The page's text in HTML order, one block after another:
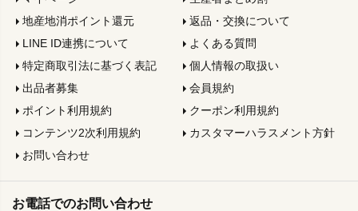
地産地消ポイント還元
返品・交換について
LINE ID連携について
よくある質問
特定商取引法に基づく表記
個人情報の取扱い
出品者募集
会員規約
ポイント利用規約
クーポン利用規約
コンテンツ2次利用規約
カスタマーハラスメント方針
お問い合わせ
お電話でのお問い合わせ